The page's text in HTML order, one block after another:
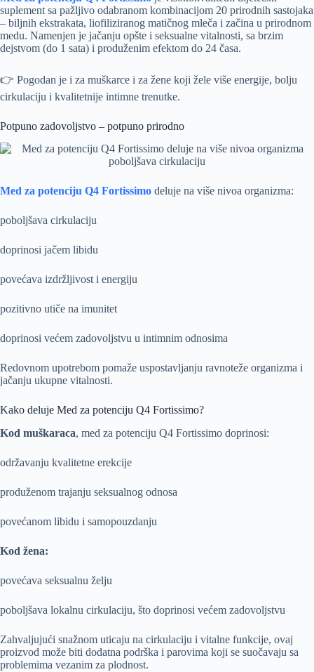
suplement sa pažljivo odabranom kombinacijom 20 prirodnih sastojaka
– biljnih ekstrakata, liofiliziranog matičnog mleča i začina u prirodnom
medu. Namenjen je jačanju opšte i seksualne vitalnosti, sa brzim
dejstvom (do 1 sata) i produženim efektom do 24 časa.
👉 Pogodan je i za muškarce i za žene koji žele više energije, bolju
cirkulaciju i kvalitetnije intimne trenutke.
Potpuno zadovoljstvo – potpuno prirodno
Med za potenciju Q4 Fortissimo deluje na više nivoa organizma:
poboljšava cirkulaciju
doprinosi jačem libidu
povećava izdržljivost i energiju
pozitivno utiče na imunitet
doprinosi većem zadovoljstvu u intimnim odnosima
Redovnom upotrebom pomaže uspostavljanju ravnoteže organizma i
jačanju ukupne vitalnosti.
Kako deluje Med za potenciju Q4 Fortissimo?
Kod muškaraca, med za potenciju Q4 Fortissimo doprinosi:
održavanju kvalitetne erekcije
produženom trajanju seksualnog odnosa
povećanom libidu i samopouzdanju
Kod žena:
povećava seksualnu želju
poboljšava lokalnu cirkulaciju, što doprinosi većem zadovoljstvu
Zahvaljujući snažnom uticaju na cirkulaciju i vitalne funkcije, ovaj
proizvod može biti dodatna podrška i parovima koji se suočavaju sa
problemima vezanim za plodnost.